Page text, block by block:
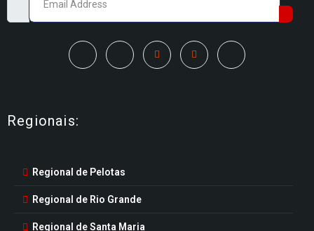
Regionais:
Regional de Pelotas
Regional de Rio Grande
Regional de Santa Maria